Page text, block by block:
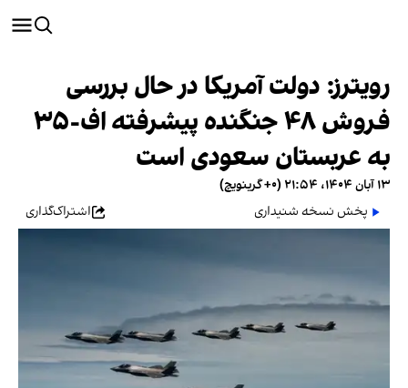
رویترز: دولت آمریکا در حال بررسی
فروش ۴۸ جنگنده پیشرفته اف-۳۵
به عربستان سعودی است
۱۳ آبان ۱۴۰۴، ۲۱:۵۴ (‎+۰ گرینویچ)
پخش نسخه شنیداری
اشتراک‌گذاری